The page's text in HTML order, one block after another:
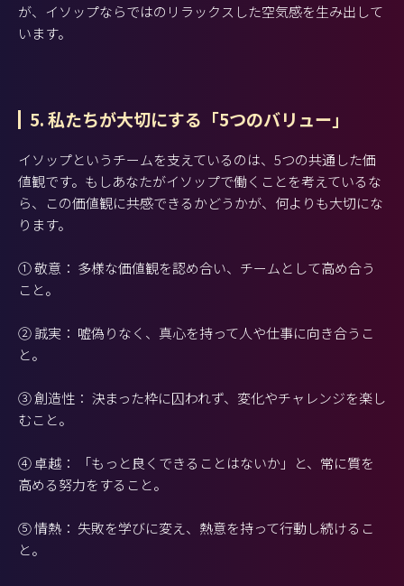
が、イソップならではのリラックスした空気感を生み出して
います。
5. 私たちが大切にする「5つのバリュー」
イソップというチームを支えているのは、5つの共通した価
値観です。もしあなたがイソップで働くことを考えているな
ら、この価値観に共感できるかどうかが、何よりも大切にな
ります。
① 敬意： 多様な価値観を認め合い、チームとして高め合う
こと。
② 誠実： 嘘偽りなく、真心を持って人や仕事に向き合うこ
と。
③ 創造性： 決まった枠に囚われず、変化やチャレンジを楽し
むこと。
④ 卓越： 「もっと良くできることはないか」と、常に質を
高める努力をすること。
⑤ 情熱： 失敗を学びに変え、熱意を持って行動し続けるこ
と。